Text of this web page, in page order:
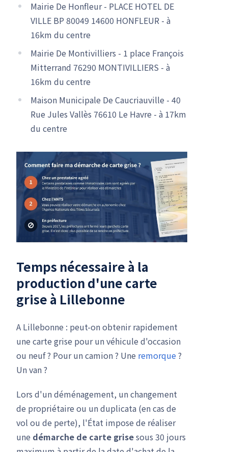
Mairie De Honfleur - PLACE HOTEL DE
VILLE BP 80049 14600 HONFLEUR - à
16km du centre
Mairie De Montivilliers - 1 place François
Mitterrand 76290 MONTIVILLIERS - à
16km du centre
Maison Municipale De Caucriauville - 40
Rue Jules Vallès 76610 Le Havre - à 17km
du centre
Temps nécessaire à la
production d'une carte
grise à Lillebonne
A Lillebonne : peut-on obtenir rapidement
une carte grise pour un véhicule d'occasion
ou neuf ? Pour un camion ? Une remorque?
Un van ?
Lors d'un déménagement, un changement
de propriétaire ou un duplicata (en cas de
vol ou de perte), l'État impose de réaliser
une démarche de carte grisesous 30 jours